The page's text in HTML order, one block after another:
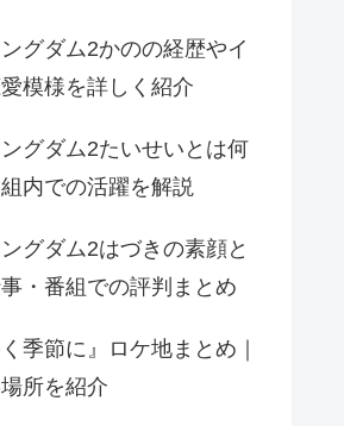
グダム2かのの経歴やイ
模様を詳しく紹介
グダム2たいせいとは何
内での活躍を解説
グダム2はづきの素顔と
・番組での評判まとめ
季節に』ロケ地まとめ｜
所を紹介